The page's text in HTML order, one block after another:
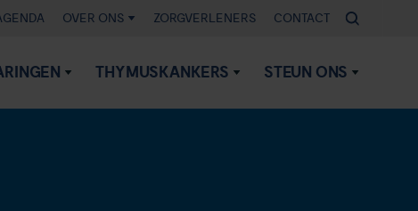
OVER ONS ZORGVERLENERS CONTACT
THYMUSKANKERS STEUN ONS